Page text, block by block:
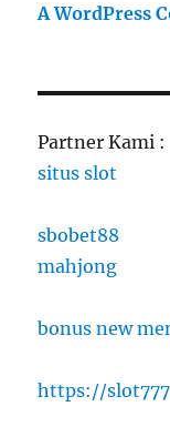
A WordPress
Partner Kami :
situs slot
sbobet88
mahjong
bonus new
https://